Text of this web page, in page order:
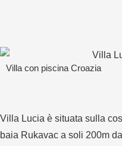
Villa con piscina Croazia
Villa Lucia è situata sulla
baia Rukavac a soli 200m